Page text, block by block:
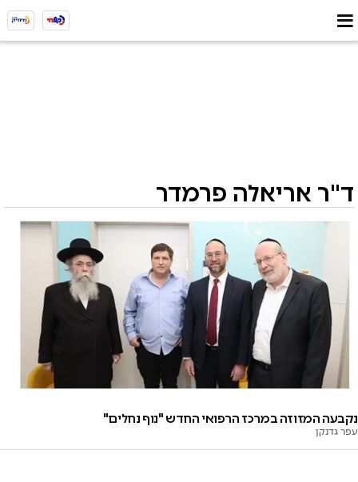
ד"ר אריאלה פרמדר
נקבעה המזוזה במרכז הרפואי החדש "נוף נחלים"
עפר גדנקן